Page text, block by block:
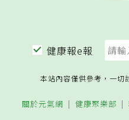
健康報e報
本站內容僅供參考，一切
關於元氣網 健康聚樂部